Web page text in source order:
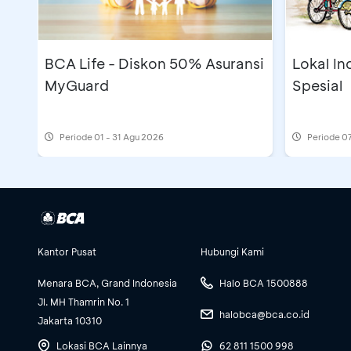
BCA Life - Diskon 50% Asuransi
MyGuard
Periode01 - 31 Agu 2026
Lokal
Spesial
Periode
Kantor Pusat
Menara BCA, Grand Indonesia
Jl. MH Thamrin No. 1
Jakarta 10310
Lokasi BCA Lainnya
Hubungi Kami
Halo BCA 1500888
halobca@bca.co.id
62 811 1500 998